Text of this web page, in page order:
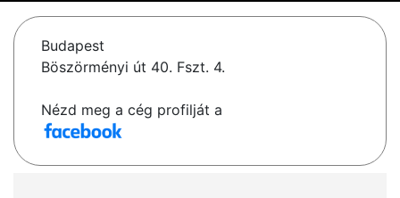
Budapest
Böszörményi út 40. Fszt. 4.
Nézd meg a cég profilját a